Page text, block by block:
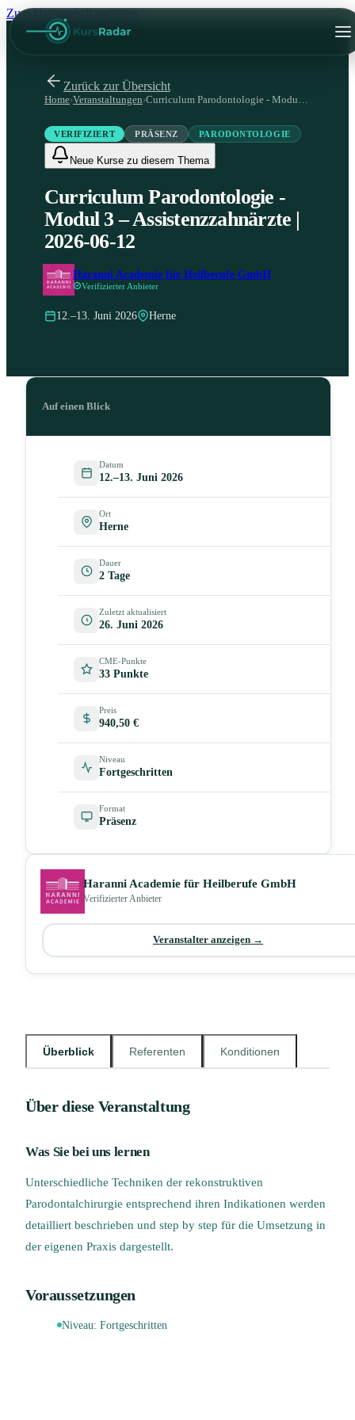
Zum Hauptinhalt springen
Zurück zur Übersicht
Home›Veranstaltungen› Curriculum Parodontologie - Modul 3 – Assistenzzahnärzte | 2026-06-12
VERIFIZIERT PRÄSENZ PARODONTOLOGIE
Neue Kurse zu diesem Thema
Curriculum Parodontologie -
Modul 3 – Assistenzzahnärzte |
2026-06-12
Haranni Academie für Heilberufe GmbH
Verifizierter Anbieter
12.–13. Juni 2026 Herne
Überblick Referenten Konditionen
Über diese Veranstaltung
Was Sie bei uns lernen
Unterschiedliche Techniken der rekonstruktiven
Parodontalchirurgie entsprechend ihren Indikationen werden
detailliert beschrieben und step by step für die Umsetzung in
der eigenen Praxis dargestellt.
Voraussetzungen
Niveau: Fortgeschritten
Auf einen Blick
Datum
12.–13. Juni 2026
Ort
Herne
Dauer
2 Tage
Zuletzt aktualisiert
26. Juni 2026
CME-Punkte
33 Punkte
Preis
940,50 €
Niveau
Fortgeschritten
Format
Präsenz
Haranni Academie für Heilberufe GmbH
Verifizierter Anbieter
Veranstalter anzeigen →